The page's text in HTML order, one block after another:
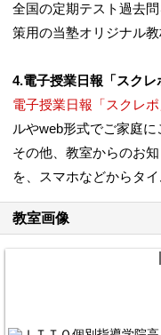
全国の定期テスト過去
策用の当塾オリジナル教
4.電子授業日報「スクレ
電子授業日報「スクレポ
ルやweb形式でご家庭に
その他、教室からのお
を、スマホなどからタ
教室画像